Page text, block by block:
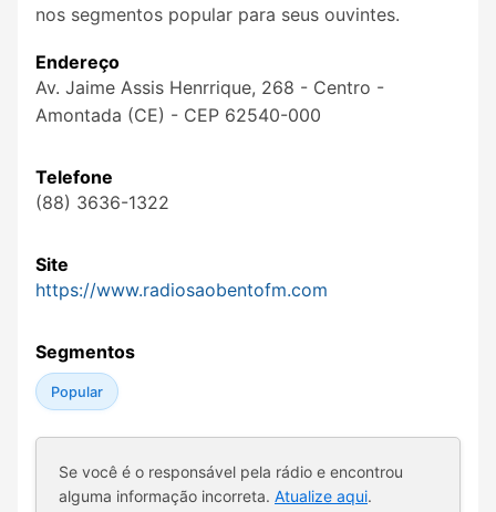
nos segmentos popular para seus ouvintes.
Endereço
Av. Jaime Assis Henrrique, 268 - Centro -
Amontada (CE) - CEP 62540-000
Telefone
(88) 3636-1322
Site
https://www.radiosaobentofm.com
Segmentos
Popular
Se você é o responsável pela rádio e encontrou
alguma informação incorreta. Atualize aqui.